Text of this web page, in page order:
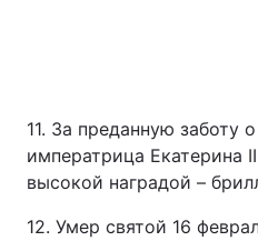
11. За преданную заботу
императрица Екатерина
высокой наградой –
12. Умер святой 16